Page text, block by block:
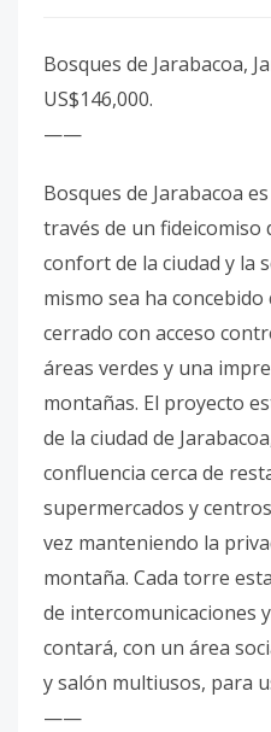
Bosques de Jarabacoa,
US$146,000.
——
Bosques de Jarabacoa
través de un fideicomiso
confort de la ciudad y la
mismo sea ha
cerrado con acceso
áreas verdes y una
montañas. El proyecto
de la ciudad de
confluencia cerca de
supermercados y
vez manteniendo la
montaña. Cada torre
de intercomunicaciones
contará, con un área
y salón multiusos, para
——